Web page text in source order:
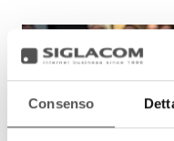
Consenso